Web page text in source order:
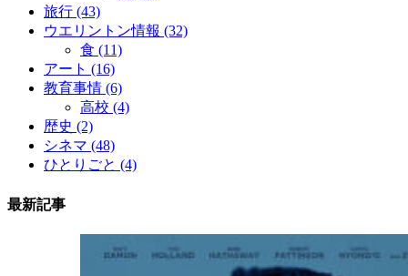
旅行 (43)
ウエリントン情報 (32)
食 (11)
アート (16)
教育事情 (6)
高校 (4)
歴史 (2)
シネマ (48)
ひとりごと (4)
最新記事